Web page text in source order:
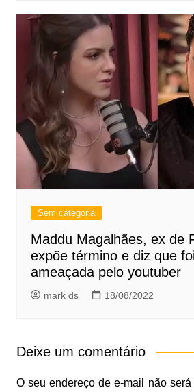
Sem categoria
Maddu Magalhães, ex de
expõe término e diz que
ameaçada pelo youtuber
mark ds 18/08/2022
Deixe um comentário
O seu endereço de e-mail não será